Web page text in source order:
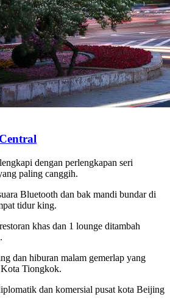
dengan perlengkapan seri
paling canggih.
Bluetooth dan bak mandi bundar di
tidur king.
khas dan 1 lounge ditambah
dan hiburan malam gemerlap yang
Tiongkok.
dan komersial pusat kota Beijing